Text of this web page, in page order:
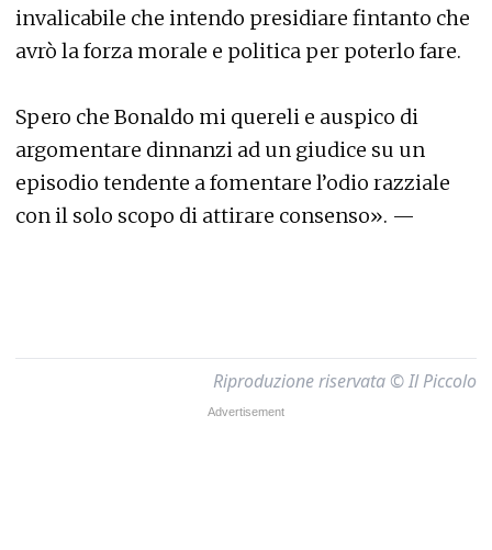
invalicabile che intendo presidiare fintanto che
avrò la forza morale e politica per poterlo fare.
Spero che Bonaldo mi quereli e auspico di
argomentare dinnanzi ad un giudice su un
episodio tendente a fomentare l’odio razziale
con il solo scopo di attirare consenso». —
Riproduzione riservata © Il Piccolo